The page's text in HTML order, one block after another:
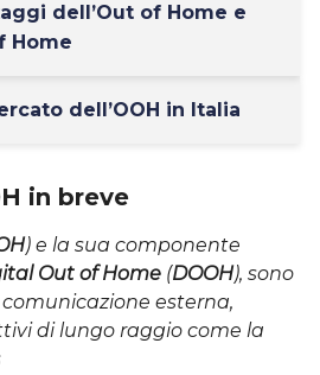
dell’Out of Home e
Home
dell’OOH in Italia
in breve
) e la sua componente
Out of Home (DOOH), sono
esterna,
di lungo raggio come la